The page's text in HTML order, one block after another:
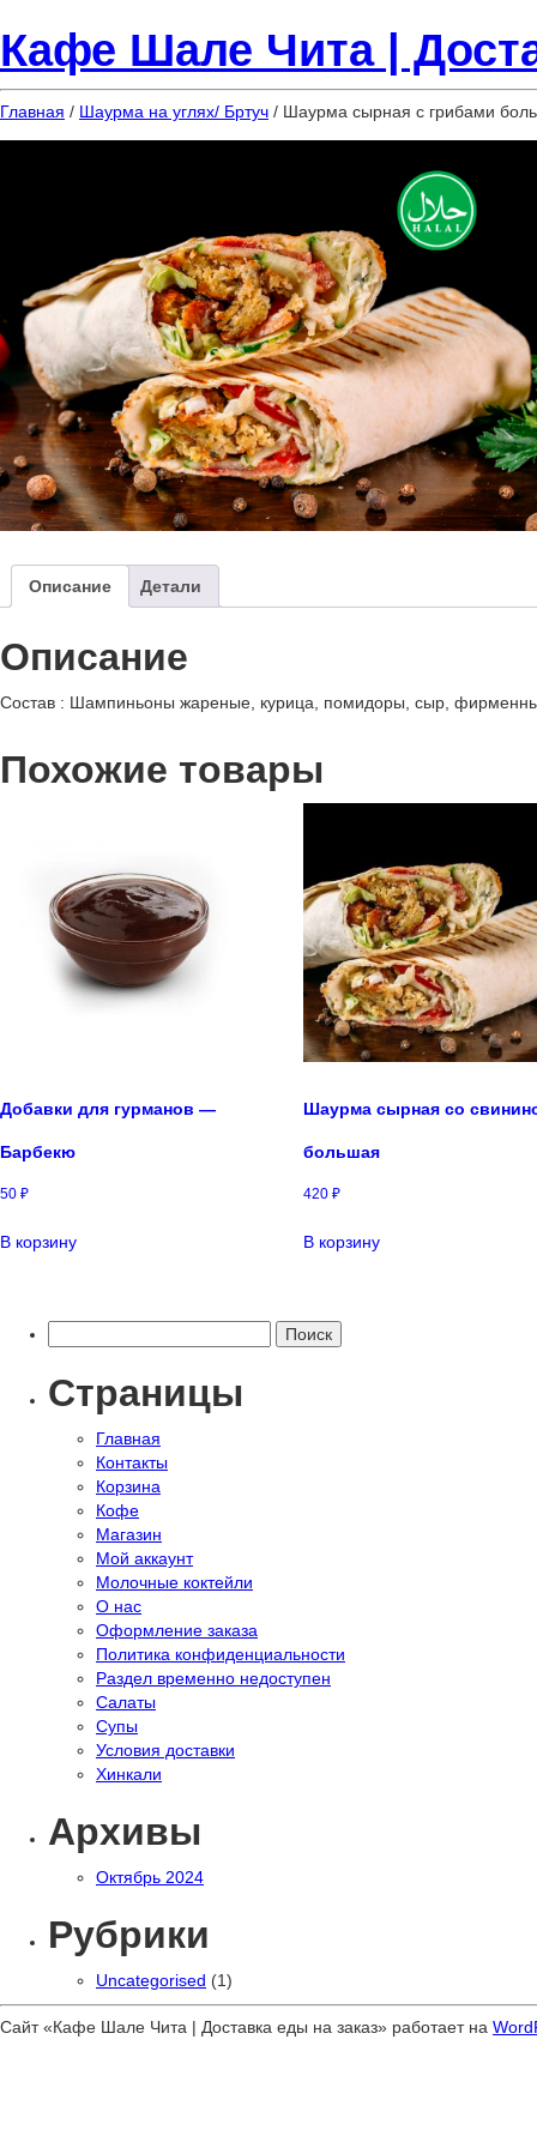
Кафе Шале Чита |
Главная / Шаурма на углях/ Бртуч / Шаурма сырная с грибами
Описание Детали
Описание
Состав : Шампиньоны жареные, курица, помидоры, сыр,
Похожие товары
Добавки для гурманов —
Барбекю
50 ₽
В корзину
Шаурма сырная со
большая
420₽
В корзину
Страницы
Главная
Контакты
Корзина
Кофе
Магазин
Мой аккаунт
Молочные коктейли
О нас
Оформление заказа
Политика конфиденциальности
Раздел временно недоступен
Салаты
Супы
Условия доставки
Хинкали
Архивы
Октябрь 2024
Рубрики
Uncategorised (1)
Сайт «Кафе Шале Чита | Доставка еды на заказ» работает на